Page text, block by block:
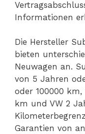
Informationen
Die Hersteller
bieten
Neuwagen an.
von 5 Jahren
oder 100000
km und VW 2
Garantien von